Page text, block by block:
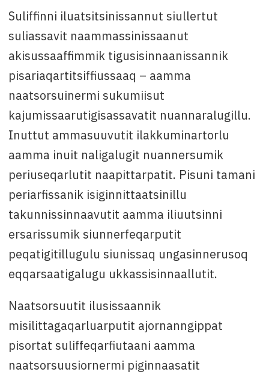
Suliffinni iluatsitsinissannut siullertut
suliassavit naammassinissaanut
akisussaaffimmik tigusisinnaanissannik
pisariaqartitsiffiussaaq – aamma
naatsorsuinermi sukumiisut
kajumissaarutigisassavatit nuannaralugillu.
Inuttut ammasuuvutit ilakkuminartorlu
aamma inuit naligalugit nuannersumik
periuseqarlutit naapittarpatit. Pisuni tamani
periarfissanik isiginnittaatsinillu
takunnissinnaavutit aamma iliuutsinni
ersarissumik siunnerfeqarputit
peqatigitillugulu siunissaq ungasinnerusoq
eqqarsaatigalugu ukkassisinnaallutit.
Naatsorsuutit ilusissaannik
misilittagaqarluarputit ajornanngippat
pisortat suliffeqarfiutaani aamma
naatsorsuusiornermi piginnaasatit